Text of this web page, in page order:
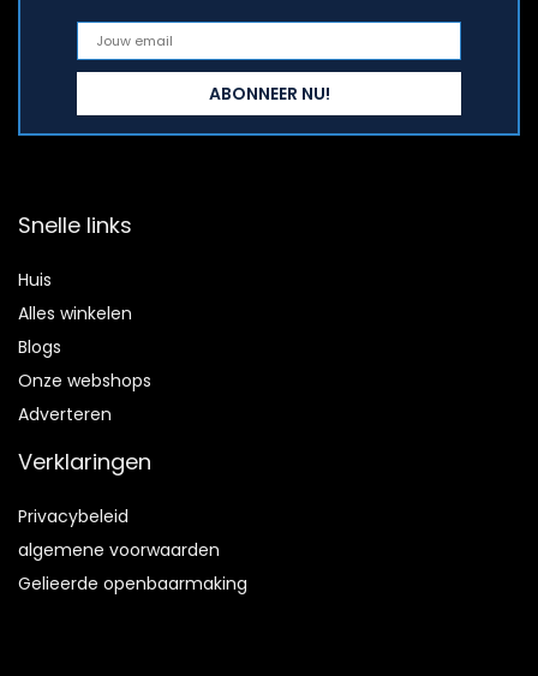
Snelle links
Huis
Alles winkelen
Blogs
Onze webshops
Adverteren
Verklaringen
Privacybeleid
algemene voorwaarden
Gelieerde openbaarmaking